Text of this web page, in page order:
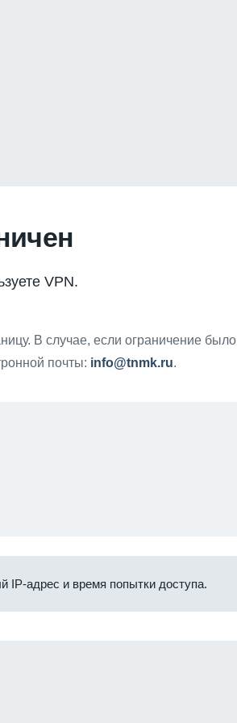
VPN.
В случае, если ограничение было
почты: info@tnmk.ru.
IP-адрес и время попытки доступа.